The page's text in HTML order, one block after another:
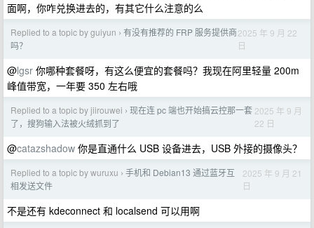
面啊，你咋兑换进去的，有其它什么注意的么
Replied to a topic by guiyun › 有没有推荐的 FRP 服务提供商
吗？
2025 年 9 月 22
日
@lgsr 你哪种套餐呀，有这么便宜的套餐吗？我现在阿里轻量 200m
峰值带宽，一年要 350 左右哦
Replied to a topic by jiirouwei › 现在连 pc 端也开始搞云控那一套
了，搜狗输入法被火绒抓到了
2025 年 9 月
22 日
@catazshadow 你是直通什么 USB 设备进去，USB 外接的摄像头？
Replied to a topic by wuruxu › 手机和 Debian13 通过蓝牙互
相发送文件
2025 年 9 月 21
日
不是还有 kdeconnect 和 localsend 可以用啊